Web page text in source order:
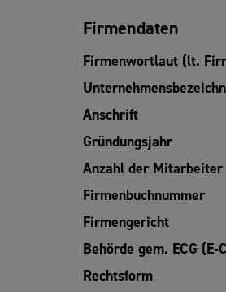
Firmendaten
Firmenwortlaut (lt.
Anschrift
Gründungsjahr
Anzahl der Mitarbeiter
Firmenbuchnummer
Firmengericht
Behörde gem. ECG (E-
Rechtsform